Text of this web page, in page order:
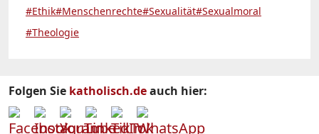
#Ethik#Menschenrechte#Sexualität#Sexualmoral
#Theologie
Folgen Sie katholisch.deauch hier: